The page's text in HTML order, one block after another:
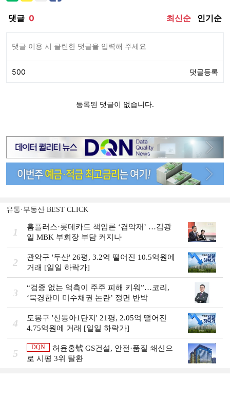
유통·부동산 BEST CLICK
1
홈플러스·롯데카드 책임론 ‘겹악재’ …김광
일 MBK 부회장 부담 커지나
2
관악구 '두산' 26평, 3.2억 떨어진 10.5억원에
거래 [일일 하락가]
3
“검증 없는 억측이 주주 피해 키워”…코리,
‘북경한미 미수채권 논란’ 정면 반박
4
도봉구 '신동아1단지' 21평, 2.05억 떨어진
4.75억원에 거래 [일일 하락가]
5
DQN
허윤홍號 GS건설, 안전·품질 쇄신으
로 시평 3위 탈환